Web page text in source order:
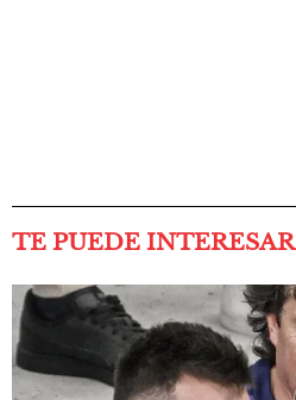
TE PUEDE INTERESAR